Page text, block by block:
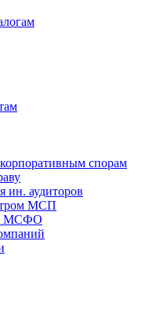
спорам
ин. аудиторов
МСП
МСФО